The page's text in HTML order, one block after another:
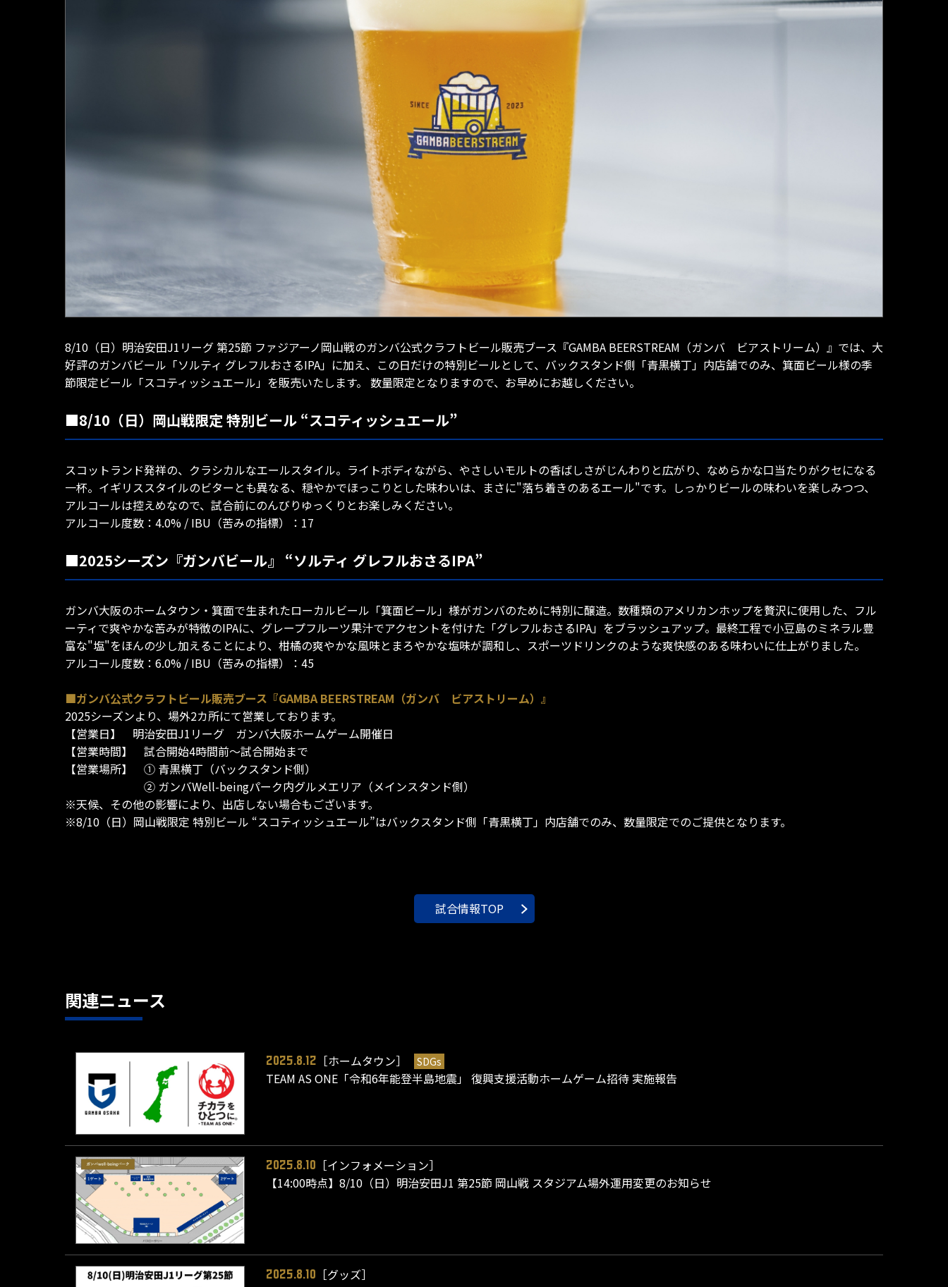
8/10（日）明治安田J1リーグ 第25節 ファジアーノ岡山戦のガンバ公式クラフトビール販売ブース『GAMBA BEERSTREAM（ガンバ ビアストリーム）』では、大
好評のガンバビール「ソルティ グレフルおさるIPA」に加え、この日だけの特別ビールとして、バックスタンド側「青黒横丁」内店舗でのみ、箕面ビール様の季
節限定ビール「スコティッシュエール」を販売いたします。 数量限定となりますので、お早めにお越しください。
■8/10（日）岡山戦限定 特別ビール “スコティッシュエール”
スコットランド発祥の、クラシカルなエールスタイル。ライトボディながら、やさしいモルトの香ばしさがじんわりと広がり、なめらかな口当たりがクセになる
一杯。イギリススタイルのビターとも異なる、穏やかでほっこりとした味わいは、まさに"落ち着きのあるエール"です。しっかりビールの味わいを楽しみつつ、
アルコールは控えめなので、試合前にのんびりゆっくりとお楽しみください。
アルコール度数：4.0% / IBU（苦みの指標）：17
■2025シーズン『ガンバビール』 “ソルティ グレフルおさるIPA”
ガンバ大阪のホームタウン・箕面で生まれたローカルビール「箕面ビール」様がガンバのために特別に醸造。数種類のアメリカンホップを贅沢に使用した、フル
ーティで爽やかな苦みが特徴のIPAに、グレープフルーツ果汁でアクセントを付けた「グレフルおさるIPA」をブラッシュアップ。最終工程で小豆島のミネラル豊
富な"塩"をほんの少し加えることにより、柑橘の爽やかな風味とまろやかな塩味が調和し、スポーツドリンクのような爽快感のある味わいに仕上がりました。
アルコール度数：6.0% / IBU（苦みの指標）：45
■ガンバ公式クラフトビール販売ブース『GAMBA BEERSTREAM（ガンバ ビアストリーム）』
2025シーズンより、場外2カ所にて営業しております。
【営業日】 明治安田J1リーグ ガンバ大阪ホームゲーム開催日
【営業時間】 試合開始4時間前～試合開始まで
【営業場所】 ① 青黒横丁（バックスタンド側）
② ガンバWell-beingパーク内グルメエリア（メインスタンド側）
※天候、その他の影響により、出店しない場合もございます。
※8/10（日）岡山戦限定 特別ビール “スコティッシュエール”はバックスタンド側「青黒横丁」内店舗でのみ、数量限定でのご提供となります。
試合情報TOP
関連ニュース
2025.8.12 ［ホームタウン］ SDGs
TEAM AS ONE「令和6年能登半島地震」 復興支援活動ホームゲーム招待 実施報告
2025.8.10
［インフォメーション］
【14:00時点】8/10（日）明治安田J1 第25節 岡山戦 スタジアム場外運用変更のお知らせ
2025.8.10
［グッズ］